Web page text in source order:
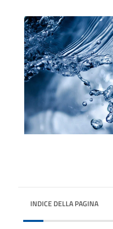
INDICE DELLA PAGINA